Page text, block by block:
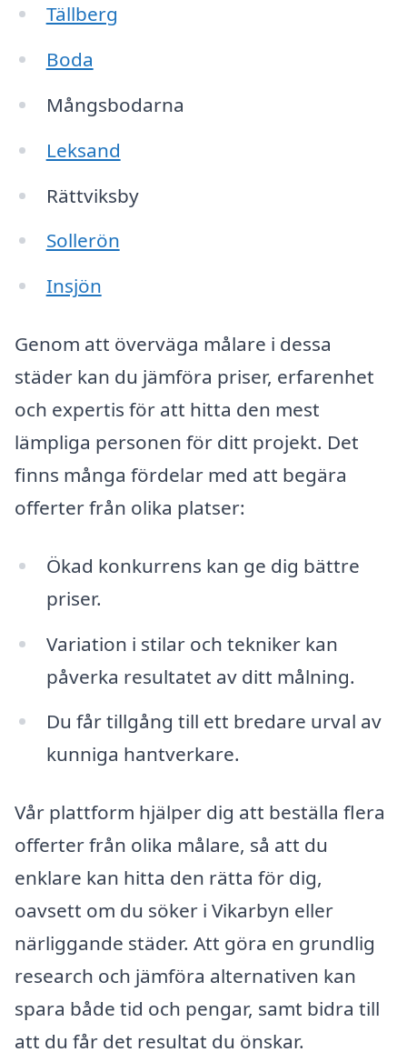
Tällberg
Boda
Mångsbodarna
Leksand
Rättviksby
Sollerön
Insjön
Genom att överväga målare i dessa
städer kan du jämföra priser, erfarenhet
och expertis för att hitta den mest
lämpliga personen för ditt projekt. Det
finns många fördelar med att begära
offerter från olika platser:
Ökad konkurrens kan ge dig bättre
priser.
Variation i stilar och tekniker kan
påverka resultatet av ditt målning.
Du får tillgång till ett bredare urval av
kunniga hantverkare.
Vår plattform hjälper dig att beställa flera
offerter från olika målare, så att du
enklare kan hitta den rätta för dig,
oavsett om du söker i Vikarbyn eller
närliggande städer. Att göra en grundlig
research och jämföra alternativen kan
spara både tid och pengar, samt bidra till
att du får det resultat du önskar.